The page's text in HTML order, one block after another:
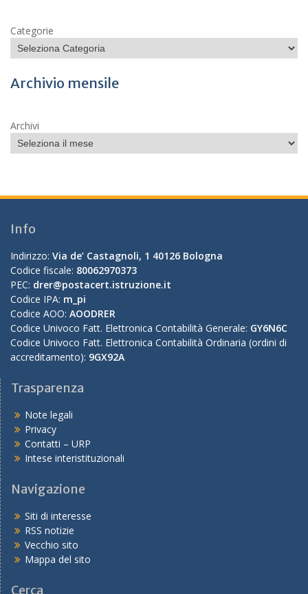
Categorie
Archivio mensile
Archivi
Info
Indirizzo: Via de’ Castagnoli, 1 40126 Bologna
Codice fiscale: 80062970373
PEC: drer@postacert.istruzione.it
Codice IPA: m_pi
Codice AOO: AOODRER
Codice Univoco Fatt. Elettronica Contabilità Generale: GY6N6C
Codice Univoco Fatt. Elettronica Contabilità Ordinaria (ordini di
accreditamento): 9GX92A
Trasparenza
Note legali
Privacy
Contatti – URP
Intese interistituzionali
Navigazione
Siti di interesse
RSS notizie
Vecchio sito
Mappa del sito
Cerca